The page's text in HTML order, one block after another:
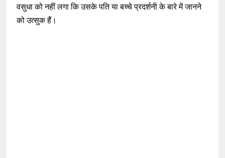
वसुधा को नहीं लगा कि उसके पति या बच्चे प्रदर्शनी के बारे में जानने
को उत्सुक हैं।